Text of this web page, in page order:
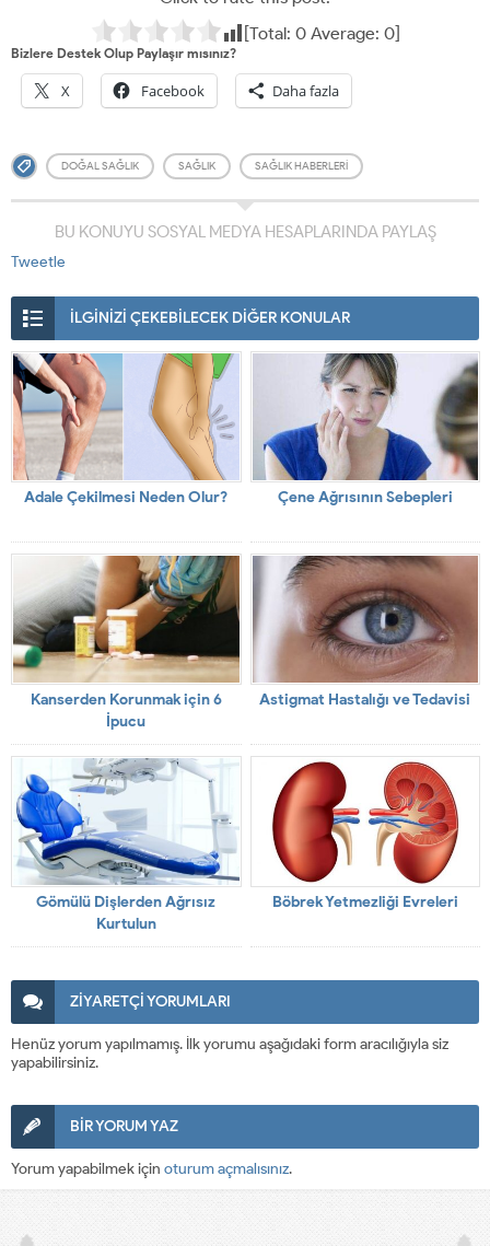
[Total: 0Average: 0]
Bizlere Destek Olup Paylaşır mısınız?
X Facebook Daha fazla
DOĞAL SAĞLIK SAĞLIK SAĞLIK HABERLERI
BU KONUYU SOSYAL MEDYA HESAPLARINDA PAYLAŞ
Tweetle
İLGİNİZİ ÇEKEBİLECEK DİĞER KONULAR
Adale Çekilmesi Neden Olur? Çene Ağrısının Sebepleri
Kanserden Korunmak için 6
İpucu
Astigmat Hastalığı ve Tedavisi
Gömülü Dişlerden Ağrısız
Kurtulun
Böbrek Yetmezliği Evreleri
ZİYARETÇİ YORUMLARI
Henüz yorum yapılmamış. İlk yorumu aşağıdaki form aracılığıyla siz
yapabilirsiniz.
BİR YORUM YAZ
Yorum yapabilmek için oturum açmalısınız.